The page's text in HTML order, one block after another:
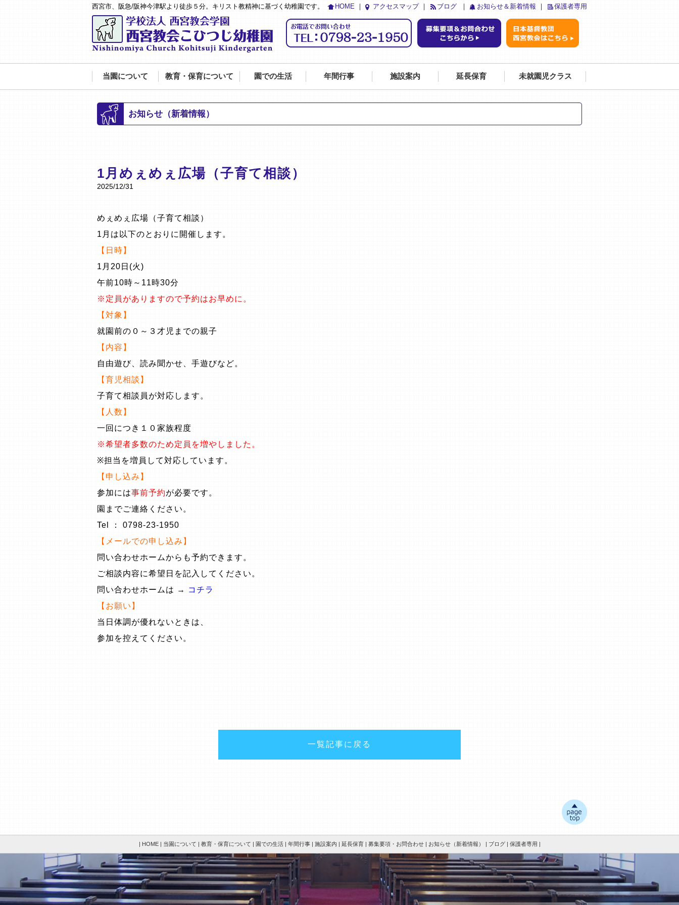
HOME アクセスマップ ブログ お知らせ＆新着情報 保護者専用
西宮市、阪急/阪神今津駅より徒歩５分。キリスト教精神に基づく幼稚園です。
当園について 教育・保育について 園での生活 年間行事 施設案内 延長保育 未就園児クラス
お知らせ（新着情報）
1月めぇめぇ広場（子育て相談）
2025/12/31
めぇめぇ広場（子育て相談）
1月は以下のとおりに開催します。
【日時】
1月20日(火)
午前10時～11時30分
※定員がありますので予約はお早めに。
【対象】
就園前の０～３才児までの親子
【内容】
自由遊び、読み聞かせ、手遊びなど。
【育児相談】
子育て相談員が対応します。
【人数】
一回につき１０家族程度
※希望者多数のため定員を増やしました。
※担当を増員して対応しています。
【申し込み】
参加には事前予約が必要です。
園までご連絡ください。
Tel ： 0798-23-1950
【メールでの申し込み】
問い合わせホームからも予約できます。
ご相談内容に希望日を記入してください。
問い合わせホームは →
コチラ
【お願い】
当日体調が優れないときは、
参加を控えてください。
一覧記事に戻る
| HOME | 当園について | 教育・保育について | 園での生活 | 年間行事 | 施設案内 | 延長保育 | 募集要項・お問合わせ | お知らせ（新着情報） | ブログ | 保護者専用 |